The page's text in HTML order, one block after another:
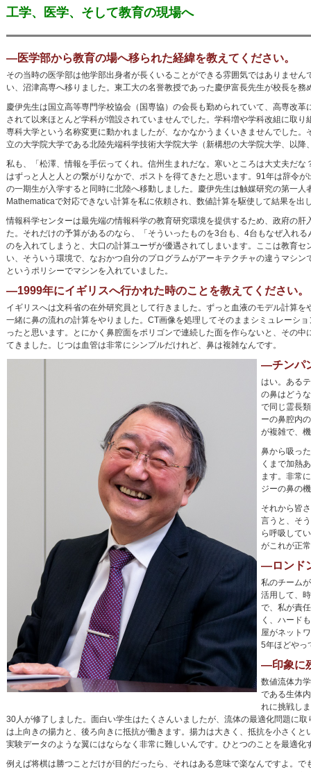
工学、医学、そして教育の現場へ
―医学部から教育の場へ移られた経緯を教えてください。
その当時の医学部は他学部出身者が長くいることができる雰囲気ではありませ
い、沼津高専へ移りました。東工大の名誉教授であった慶伊富長先生が校長を務
慶伊先生は国立高等専門学校協会（国専協）の会長も勤められていて、高専改
されて以来ほとんど学科が増設されていませんでした。学科増や学科改組に取
専科大学という名称変更に動かれましたが、なかなかうまくいきませんでした
立の大学院大学である北陸先端科学技術大学院大学（新構想の大学院大学、以
私も、「松澤、情報を手伝ってくれ。信州生まれだな。寒いところは大丈夫だ
はずっと人と人との繋がりなかで、ポストを得てきたと思います。91年は辞令
の一期生が入学すると同時に北陸へ移動しました。慶伊先生は触媒研究の第一
Mathematicaで対応できない計算を私に依頼され、数値計算を駆使して結果を
情報科学センターは最先端の情報科学の教育研究環境を提供するため、政府の
た。それだけの予算があるのなら、「そういったものを3台も、4台もなぜ入れ
のを入れてしまうと、大口の計算ユーザが優遇されてしまいます。ここは教育
い、そういう環境で、なおかつ自分のプログラムがアーキテクチャの違うマシ
というポリシーでマシンを入れていました。
―1999年にイギリスへ行かれた時のことを教えてください。
イギリスへは文科省の在外研究員として行きました。ずっと血液のモデル計算
一緒に鼻の流れの計算をやりました。CT画像を処理してそのままシミュレーシ
ったと思います。とにかく鼻腔面をポリゴンで連続した面を作らないと、その
てきました。じつは血管は非常にシンプルだけれど、鼻は複雑なんです。
―チンパ
はい。ある
の鼻はどう
で同じ霊長
ーの鼻腔内
が複雑で、
鼻から吸っ
くまで加熱
ます。非常
ジーの鼻の
それから皆
言うと、そ
ら呼吸して
がこれが正
―ロンド
私のチーム
活用して、
で、私が責
く、ハード
屋がネット
5年ほどやっ
―印象に
数値流体力
である生体
れに挑戦し
30人が修了しました。面白い学生はたくさんいましたが、流体の最適化問題に
は上向きの揚力と、後ろ向きに抵抗が働きます。揚力は大きく、抵抗を小さく
実験データのような翼にはならなく非常に難しいんです。ひとつのことを最適
例えば将棋は勝つことだけが目的だったら、それはある意味で楽なんですよ。